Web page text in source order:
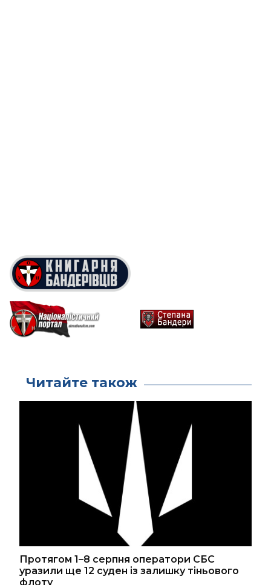
Читайте також
Протягом 1–8 серпня оператори СБС
уразили ще 12 суден із залишку тіньового
флоту